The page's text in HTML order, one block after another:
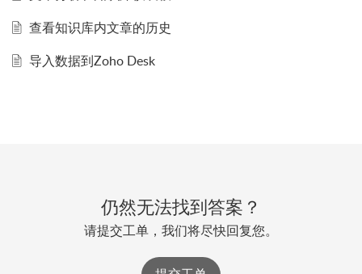
查看知识库内文章的历史
导入数据到Zoho Desk
仍然无法找到答案？
请提交工单，我们将尽快回复您。